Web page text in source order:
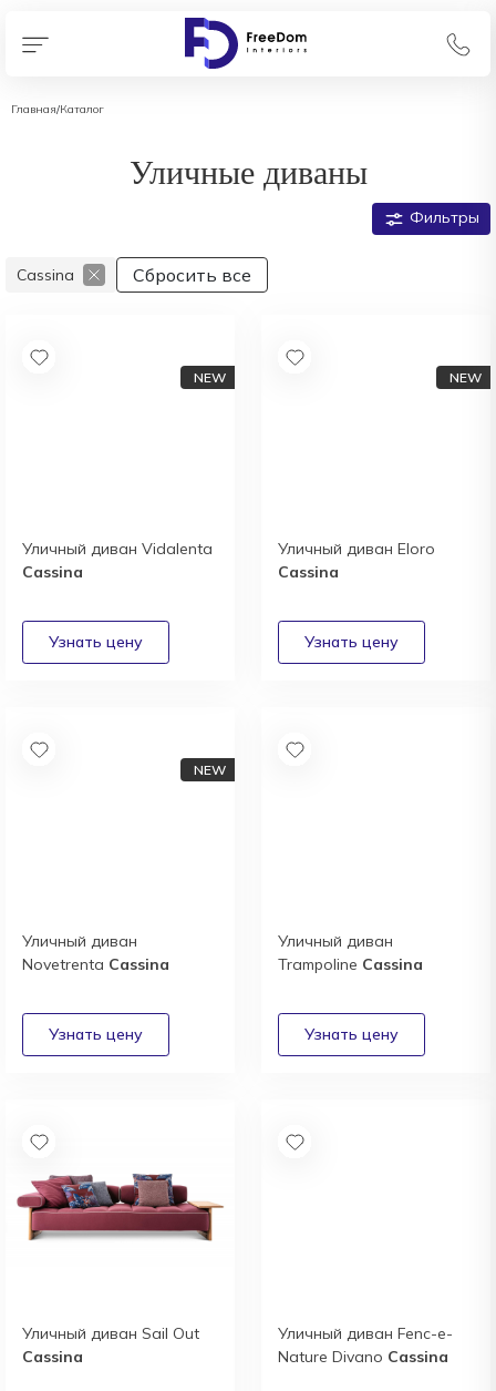
Главная/Каталог
Уличные диваны
Фильтры
Cassina Сбросить все
Уличный диван Vidalenta
Cassina
Уличный диван Eloro
Cassina
Уличный диван
Novetrenta Cassina
Уличный диван
Trampoline Cassina
Уличный диван Sail Out
Cassina
Уличный диван Fenc-e-
Nature Divano Cassina